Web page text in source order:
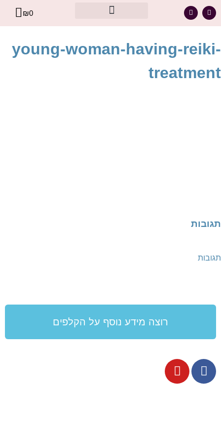
₪0
young-woman-having-reiki-
treatment
תגובות
תגובות
רוצה מידע נוסף על הקלפים